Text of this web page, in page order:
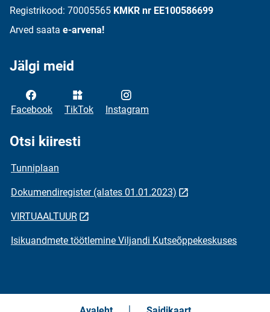
Registrikood: 70005565 KMKR nr EE100586699
Arved saata e-arvena!
Jälgi meid
Facebook TikTok Instagram
Otsi kiiresti
Tunniplaan
Dokumendiregister (alates 01.01.2023)
VIRTUAALTUUR
Isikuandmete töötlemine Viljandi Kutseõppekeskuses